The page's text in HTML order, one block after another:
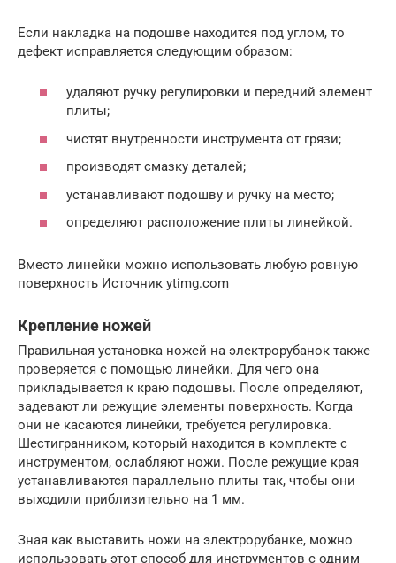
Если накладка на подошве находится под углом, то
дефект исправляется следующим образом:
удаляют ручку регулировки и передний элемент
плиты;
чистят внутренности инструмента от грязи;
производят смазку деталей;
устанавливают подошву и ручку на место;
определяют расположение плиты линейкой.
Вместо линейки можно использовать любую ровную
поверхность Источник ytimg.com
Крепление ножей
Правильная установка ножей на электрорубанок также
проверяется с помощью линейки. Для чего она
прикладывается к краю подошвы. После определяют,
задевают ли режущие элементы поверхность. Когда
они не касаются линейки, требуется регулировка.
Шестигранником, который находится в комплекте с
инструментом, ослабляют ножи. После режущие края
устанавливаются параллельно плиты так, чтобы они
выходили приблизительно на 1 мм.
Зная как выставить ножи на электрорубанке, можно
использовать этот способ для инструментов с одним